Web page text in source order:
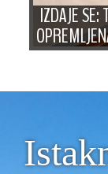
IZDAJE SE: